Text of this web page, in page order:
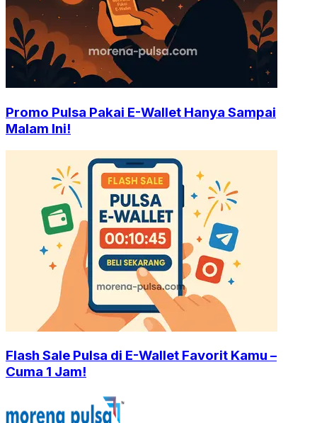
Promo Pulsa Pakai E-Wallet Hanya Sampai
Malam Ini!
Flash Sale Pulsa di E-Wallet Favorit Kamu –
Cuma 1 Jam!